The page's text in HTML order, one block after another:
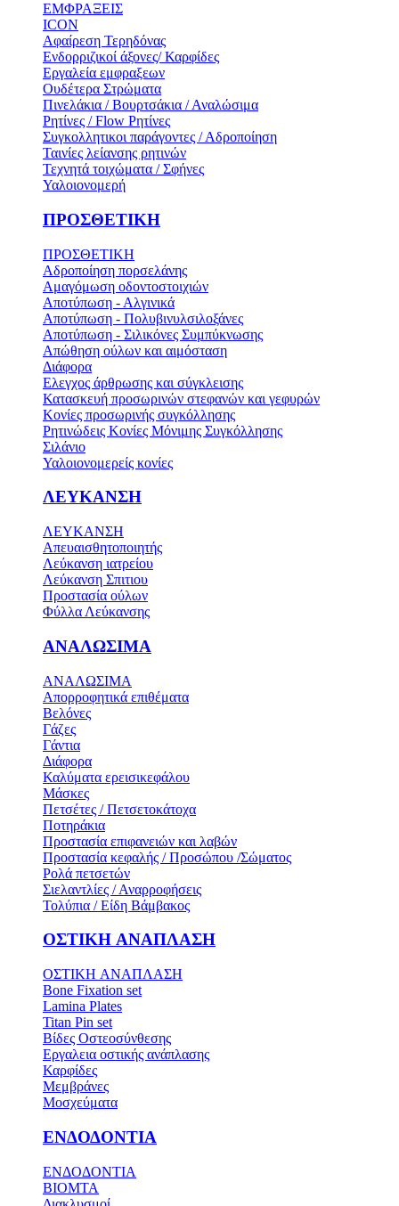
ΕΜΦΡΑΞΕΙΣ
ICON
Αφαίρεση Τερηδόνας
Ενδορριζικοί άξονες/ Καρφίδες
Εργαλεία εμφραξεων
Ουδέτερα Στρώματα
Πινελάκια / Βουρτσάκια / Αναλώσιμα
Ρητίνες / Flow Ρητίνες
Συγκολλητικοι παράγοντες / Αδροποίηση
Ταινίες λείανσης ρητινών
Τεχνητά τοιχώματα / Σφήνες
Υαλοιονομερή
ΠΡΟΣΘΕΤΙΚΗ
ΠΡΟΣΘΕΤΙΚΗ
Αδροποίηση πορσελάνης
Αμαγόμωση οδοντοστοιχιών
Αποτύπωση - Αλγινικά
Αποτύπωση - Πολυβινυλσιλοξάνες
Αποτύπωση - Σιλικόνες Συμπύκνωσης
Απώθηση ούλων και αιμόσταση
Διάφορα
Ελεγχος άρθρωσης και σύγκλεισης
Κατασκευή προσωρινών στεφανών και γεφυρών
Κονίες προσωρινής συγκόλλησης
Ρητινώδεις Κονίες Μόνιμης Συγκόλλησης
Σιλάνιο
Υαλοιονομερείς κονίες
ΛΕΥΚΑΝΣΗ
ΛΕΥΚΑΝΣΗ
Απευαισθητοποιητής
Λεύκανση ιατρείου
Λεύκανση Σπιτιου
Προστασία ούλων
Φύλλα Λεύκανσης
ΑΝΑΛΩΣΙΜΑ
ΑΝΑΛΩΣΙΜΑ
Απορροφητικά επιθέματα
Βελόνες
Γάζες
Γάντια
Διάφορα
Καλύματα ερεισικεφάλου
Μάσκες
Πετσέτες / Πετσετοκάτοχα
Ποτηράκια
Προστασία επιφανειών και λαβών
Προστασία κεφαλής / Προσώπου /Σώματος
Ρολά πετσετών
Σιελαντλίες / Αναρροφήσεις
Τολύπια / Είδη Βάμβακος
ΟΣΤΙΚH ΑΝΑΠΛΑΣH
ΟΣΤΙΚH ΑΝΑΠΛΑΣH
Bone Fixation set
Lamina Plates
Titan Pin set
Βίδες Οστεοσύνθεσης
Εργαλεια οστικής ανάπλασης
Καρφίδες
Μεμβράνες
Μοσχεύματα
ΕΝΔΟΔΟΝΤΙΑ
ΕΝΔΟΔΟΝΤΙΑ
BIOMTA